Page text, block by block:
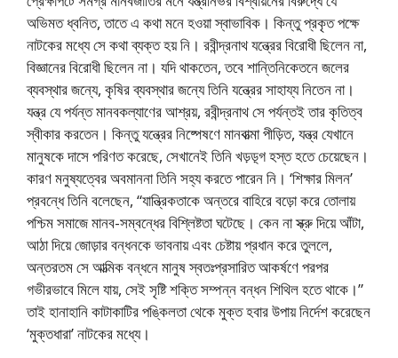
অভিমত ধ্বনিত, তাতে এ কথা মনে হওয়া স্বাভাবিক। কিন্তু প্রকৃত পক্ষে
নাটকের মধ্যে সে কথা ব্যক্ত হয় নি। রবীন্দ্রনাথ যন্ত্রের বিরোধী ছিলেন না,
বিজ্ঞানের বিরোধী ছিলেন না। যদি থাকতেন, তবে শান্তিনিকেতনে জলের
ব্যবস্থার জন্যে, কৃষির ব্যবস্থার জন্যে তিনি যন্ত্রের সাহায্য নিতেন না।
যন্ত্র যে পর্যন্ত মানবকল্যাণের আশ্রয়, রবীন্দ্রনাথ সে পর্যন্তই তার কৃতিত্ব
স্বীকার করতেন। কিন্তু যন্ত্রের নিষ্পেষণে মানবাত্মা পীড়িত, যন্ত্র যেখানে
মানুষকে দাসে পরিণত করেছে, সেখানেই তিনি খড়ড়্গ হস্ত হতে চেয়েছেন।
কারণ মনুষ্যত্বের অবমাননা তিনি সহ্য করতে পারেন নি। ‘শিক্ষার মিলন’
প্রবন্ধে তিনি বলেছেন, “যান্ত্রিকতাকে অন্তরে বাহিরে বড়ো করে তোলায়
পশ্চিম সমাজে মানব-সম্বন্ধের বিশ্লিষ্টতা ঘটেছে। কেন না স্ক্রু দিয়ে আঁটা,
আঠা দিয়ে জোড়ার বন্ধনকে ভাবনায় এবং চেষ্টায় প্রধান করে তুললে,
অন্তরতম সে আত্মিক বন্ধনে মানুষ স্বতঃপ্রসারিত আকর্ষণে পরপর
গভীরভাবে মিলে যায়, সেই সৃষ্টি শক্তি সম্পন্ন বন্ধন শিথিল হতে থাকে।”
তাই হানাহানি কাটাকাটির পঙ্কিলতা থেকে মুক্ত হবার উপায় নির্দেশ করেছেন
‘মুক্তধারা’ নাটকের মধ্যে।